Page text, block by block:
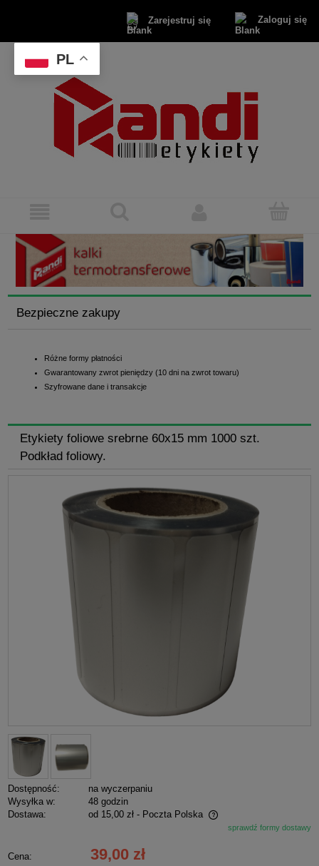
Zarejestruj się Zaloguj się
Bezpieczne zakupy
Różne formy płatności
Gwarantowany zwrot pieniędzy (10 dni na zwrot towaru)
Szyfrowane dane i transakcje
Etykiety foliowe srebrne 60x15 mm 1000 szt.
Podkład foliowy.
Dostępność:
na wyczerpaniu
Wysyłka w:
48 godzin
Dostawa:
od 15,00 zł - Poczta Polska
Cena nie zawiera ewentualnych kosztów płatnościsprawdź formy dostawy
Cena: 39,00 zł
PL